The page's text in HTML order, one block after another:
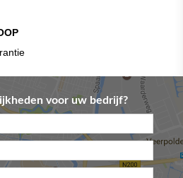
voor uw bedrijf?